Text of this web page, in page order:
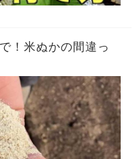
！米ぬかの間違っ